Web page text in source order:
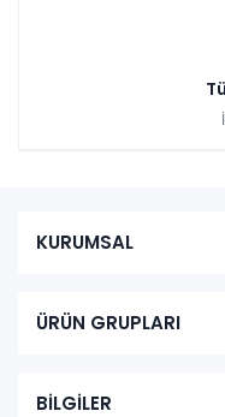
KURUMSAL
ÜRÜN GRUPLARI
BİLGİLER